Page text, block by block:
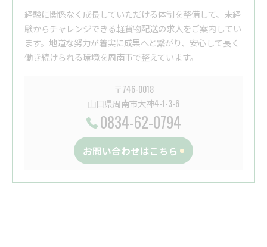
経験に関係なく成長していただける体制を整備して、未経
験からチャレンジできる軽貨物配送の求人をご案内してい
ます。地道な努力が着実に成果へと繋がり、安心して長く
働き続けられる環境を周南市で整えています。
〒746-0018
山口県周南市大神4-1-3-6
0834-62-0794
お問い合わせはこちら